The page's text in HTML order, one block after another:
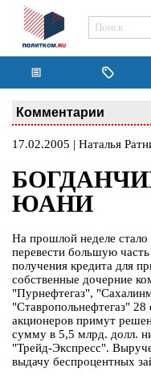
Комментарии
17.02.2005 | Наталья
ЮАНИ
На прошлой неделе стало
перевести большую часть
получения кредита для
собственные дочерние
"Пурнефтегаз",
"Ставропольнефтегаз"
акционеров примут
сумму в 5,5 млрд. долл.
"Трейд-Экспресс".
выдачу беспроцентных